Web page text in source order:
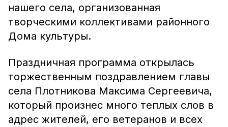
нашего села, организованная
творческими коллективами районного
Дома культуры.
Праздничная программа открылась
торжественным поздравлением главы
села Плотникова Максима Сергеевича,
который произнес много теплых слов в
адрес жителей, его ветеранов и всех